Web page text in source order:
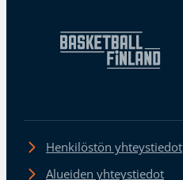
Henkilöstön yhteystiedot
Alueiden yhteystiedot